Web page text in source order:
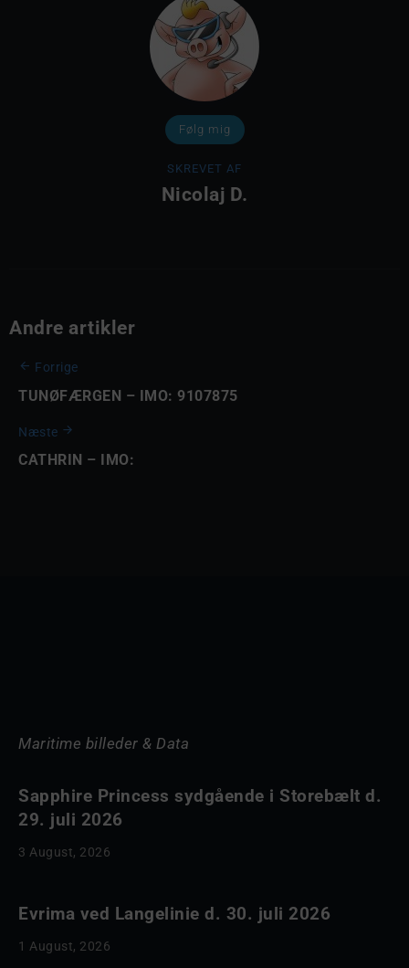
Følg mig
SKREVET AF
Nicolaj D.
Andre artikler
Forrige
TUNØFÆRGEN – IMO: 9107875
Næste
CATHRIN – IMO:
Maritime billeder & Data
Sapphire Princess sydgående i Storebælt d.
29. juli 2026
3 August, 2026
Evrima ved Langelinie d. 30. juli 2026
1 August, 2026